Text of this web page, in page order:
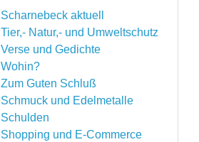
Scharnebeck aktuell
Tier,- Natur,- und Umweltschutz
Verse und Gedichte
Wohin?
Zum Guten Schluß
Schmuck und Edelmetalle
Schulden
Shopping und E-Commerce